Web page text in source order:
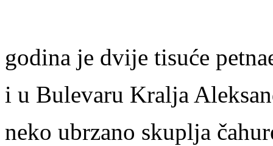
godina je dvije tisuće
i u Bulevaru Kralja
neko ubrzano skuplja